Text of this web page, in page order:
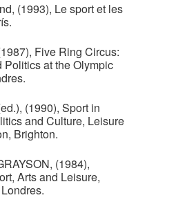
(1993), Le sport et les
Five Ring Circus:
Politics at the Olympic
(1990), Sport in
and Culture, Leisure
Brighton.
(1984),
Arts and Leisure,